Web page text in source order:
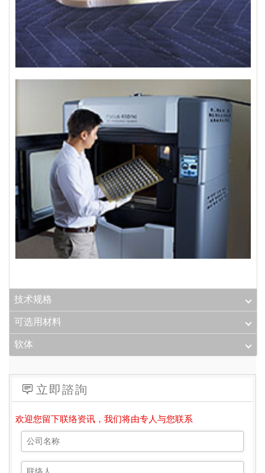
技术规格
可选用材料
软体
立即諮詢
欢迎您留下联络资讯，我们将由专人与您联系